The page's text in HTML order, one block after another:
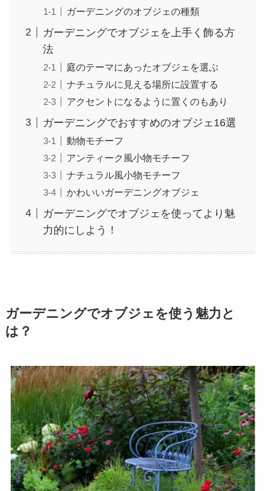
ガーデニングのオブジェの種類
ガーデニングでオブジェを上手く飾る方
法
庭のテーマにあったオブジェを選ぶ
ナチュラルに見える場所に設置する
アクセントになるように置くのもあり
ガーデニングでおすすめのオブジェ16選
動物モチーフ
アンティーク風小物モチーフ
ナチュラル風小物モチーフ
かわいいガーデニングオブジェ
ガーデニングでオブジェを使ってより魅
力的にしよう！
ガーデニングでオブジェを使う魅力と
は？